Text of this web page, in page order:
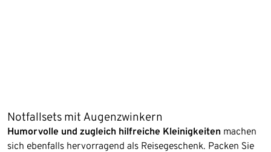
Notfallsets mit Augenzwinkern
Humorvolle und zugleich hilfreiche Kleinigkeiten machen
sich ebenfalls hervorragend als Reisegeschenk. Packen Sie